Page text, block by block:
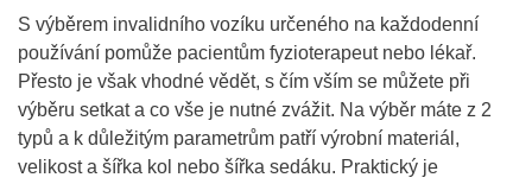
S výběrem invalidního vozíku určeného na každodenní
používání pomůže pacientům fyzioterapeut nebo lékař.
Přesto je však vhodné vědět, s čím vším se můžete při
výběru setkat a co vše je nutné zvážit. Na výběr máte z 2
typů a k důležitým parametrům patří výrobní materiál,
velikost a šířka kol nebo šířka sedáku. Praktický je